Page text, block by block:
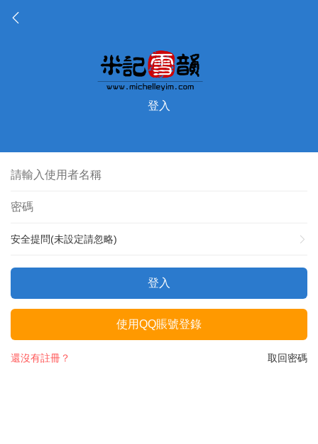
登入
安全提問(未設定請忽略)
登入
使用QQ賬號登錄
取回密碼
還沒有註冊？